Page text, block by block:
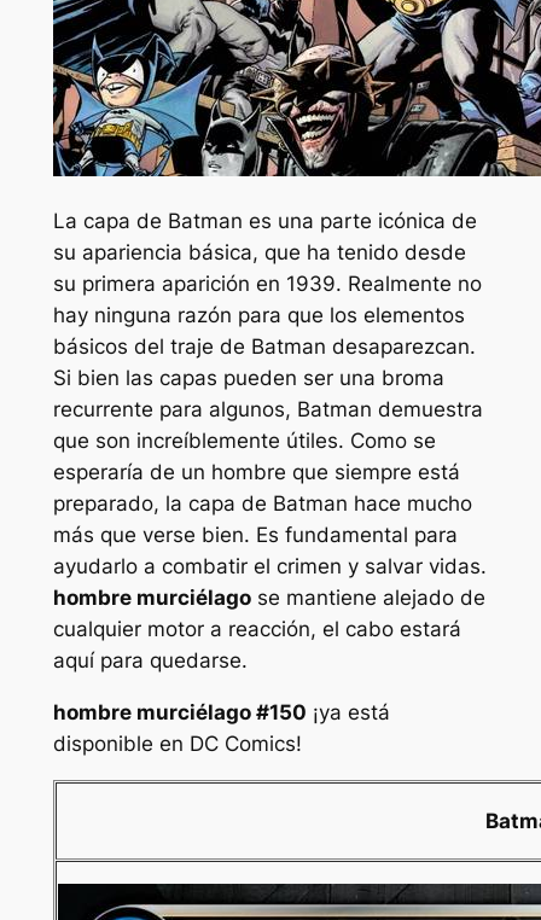
La capa de Batman es una parte icónica de
su apariencia básica, que ha tenido desde
su primera aparición en 1939. Realmente no
hay ninguna razón para que los elementos
básicos del traje de Batman desaparezcan.
Si bien las capas pueden ser una broma
recurrente para algunos, Batman demuestra
que son increíblemente útiles. Como se
esperaría de un hombre que siempre está
preparado, la capa de Batman hace mucho
más que verse bien. Es fundamental para
ayudarlo a combatir el crimen y salvar vidas.
hombre murciélagose mantiene alejado de
cualquier motor a reacción, el cabo estará
aquí para quedarse.
hombre murciélago #150 ¡ya está
disponible en DC Comics!